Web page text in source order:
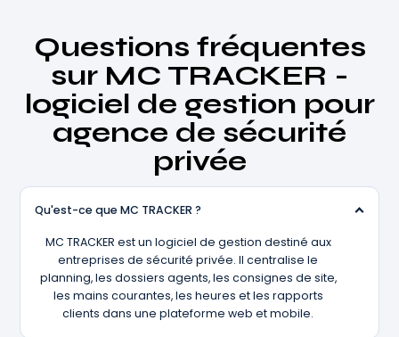
Questions fréquentes
sur MC TRACKER -
logiciel de gestion pour
agence de sécurité
privée
Qu'est-ce que MC TRACKER ?
MC TRACKER est un logiciel de gestion destiné aux
entreprises de sécurité privée. Il centralise le
planning, les dossiers agents, les consignes de site,
les mains courantes, les heures et les rapports
clients dans une plateforme web et mobile.